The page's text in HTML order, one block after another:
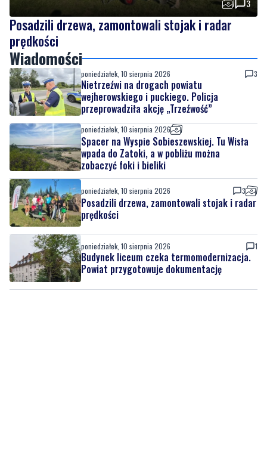
3
Posadzili drzewa, zamontowali stojak i radar
prędkości
Wiadomości
poniedziałek, 10 sierpnia 2026 3
Nietrzeźwi na drogach powiatu
wejherowskiego i puckiego. Policja
przeprowadziła akcję „Trzeźwość”
poniedziałek, 10 sierpnia 2026
Spacer na Wyspie Sobieszewskiej. Tu Wisła
wpada do Zatoki, a w pobliżu można
zobaczyć foki i bieliki
poniedziałek, 10 sierpnia 2026 3
Posadzili drzewa, zamontowali stojak i radar
prędkości
poniedziałek, 10 sierpnia 2026 1
Budynek liceum czeka termomodernizacja.
Powiat przygotowuje dokumentację